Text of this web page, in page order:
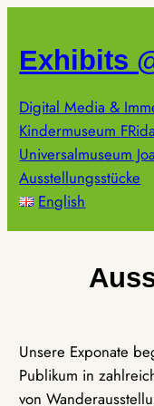
springen
Exhibits
Digital Media &
Kindermuseum
Universalmuseum
Ausstellungsstücke
English
Unsere Exponate
Publikum in
von